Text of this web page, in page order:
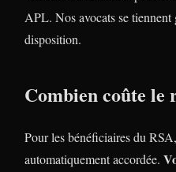
APL. Nos avocats se tiennent
disposition.
Combien coûte le
Pour les bénéficiaires du
automatiquement accordée.